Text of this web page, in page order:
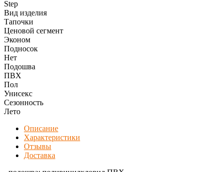
Step
Вид изделия
Тапочки
Ценовой сегмент
Эконом
Подносок
Нет
Подошва
ПВХ
Пол
Унисекс
Сезонность
Лето
Описание
Характеристики
Отзывы
Доставка